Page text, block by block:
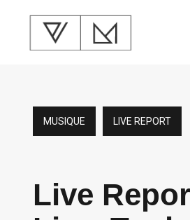
MUSIQUE LIVE REPORT
Live